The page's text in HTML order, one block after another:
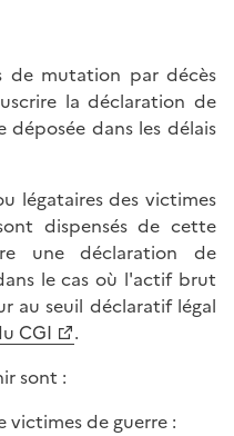
de mutation par décès
la déclaration de
dans les délais
légataires des victimes
dispensés de cette
une déclaration de
le cas où l'actif brut
au seuil déclaratif légal
CGI
.
sont :
victimes de guerre :